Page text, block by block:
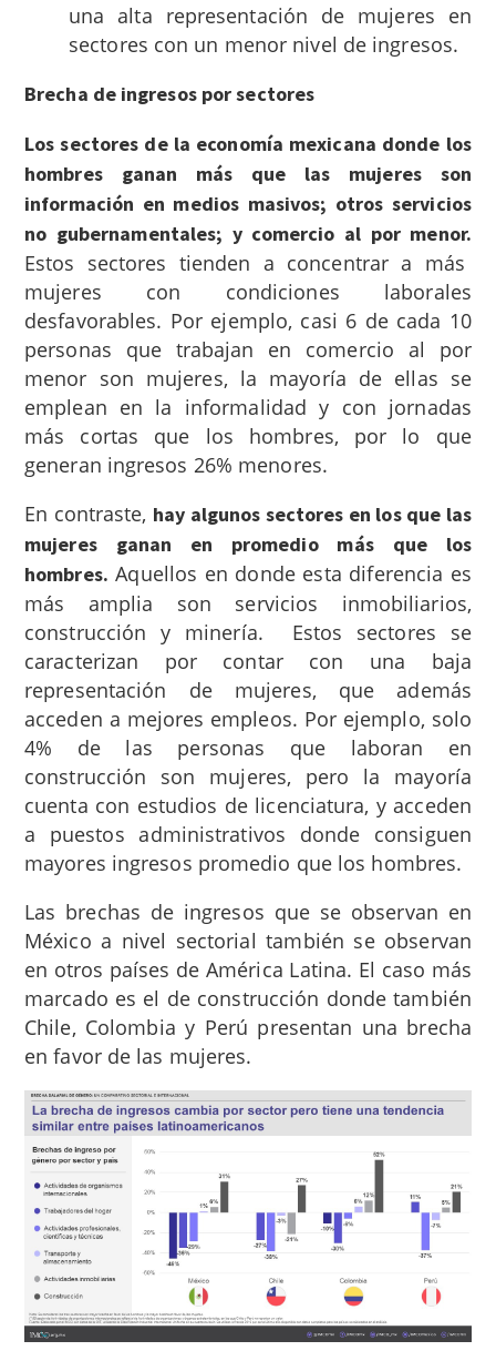
una alta representación de mujeres en
sectores con un menor nivel de ingresos.
Brecha de ingresos por sectores
Los sectores de la economía mexicana donde los
hombres ganan más que las mujeres son
información en medios masivos; otros servicios
no gubernamentales; y comercio al por menor.
Estos sectores tienden a concentrar a más
mujeres con condiciones laborales
desfavorables. Por ejemplo, casi 6 de cada 10
personas que trabajan en comercio al por
menor son mujeres, la mayoría de ellas se
emplean en la informalidad y con jornadas
más cortas que los hombres, por lo que
generan ingresos 26% menores.
En contraste, hay algunos sectores en los que las
mujeres ganan en promedio más que los
hombres. Aquellos en donde esta diferencia es
más amplia son servicios inmobiliarios,
construcción y minería. Estos sectores se
caracterizan por contar con una baja
representación de mujeres, que además
acceden a mejores empleos. Por ejemplo, solo
4% de las personas que laboran en
construcción son mujeres, pero la mayoría
cuenta con estudios de licenciatura, y acceden
a puestos administrativos donde consiguen
mayores ingresos promedio que los hombres.
Las brechas de ingresos que se observan en
México a nivel sectorial también se observan
en otros países de América Latina. El caso más
marcado es el de construcción donde también
Chile, Colombia y Perú presentan una brecha
en favor de las mujeres.